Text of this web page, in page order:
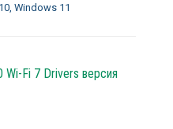
Windows 11
Wi-Fi 7 Drivers версия